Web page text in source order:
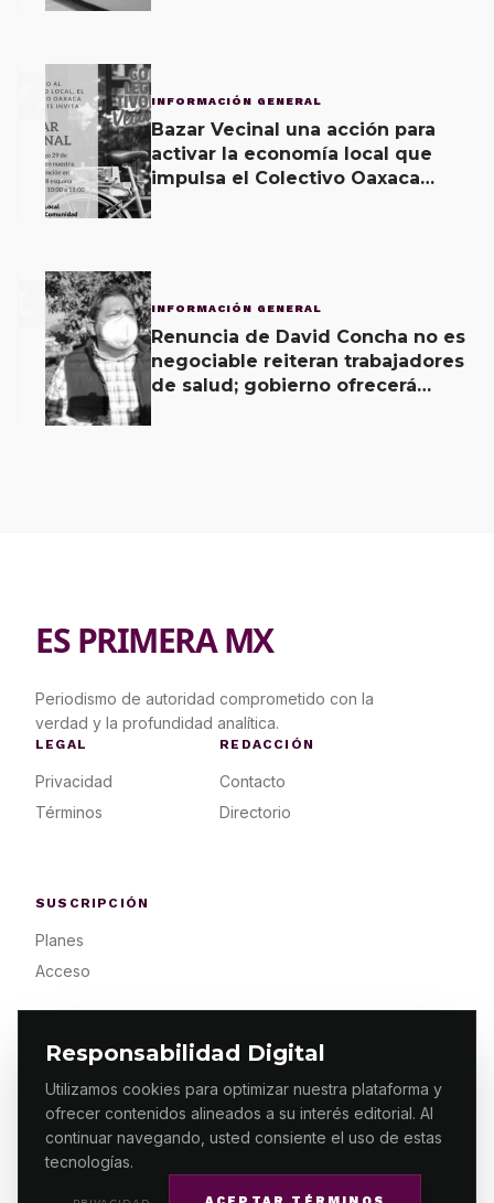
Responsabilidad Digital
Utilizamos cookies para optimizar nuestra plataforma y
ofrecer contenidos alineados a su interés editorial. Al
continuar navegando, usted consiente el uso de estas
tecnologías.
2 INFORMACIÓN GENERAL
Bazar Vecinal una acción para
activar la economía local que
impulsa el Colectivo Oaxaca
3 INFORMACIÓN GENERAL
Renuncia de David Concha no es
negociable reiteran trabajadores
de salud; gobierno ofrecerá
ES PRIMERA MX
Periodismo de autoridad comprometido con la
verdad y la profundidad analítica.
LEGAL
Privacidad
Términos
REDACCIÓN
Contacto
Directorio
SUSCRIPCIÓN
Planes
Acceso
© 2026 ES PRIMERA MX. ALGUNOS DERECHOS
RESERVADOS / DESIGNMAKING.MX